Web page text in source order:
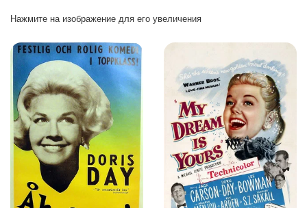
Нажмите на изображение для его увеличения